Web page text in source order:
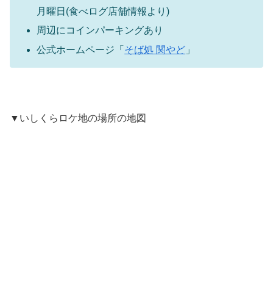
月曜日(食べログ店舗情報より)
周辺にコインパーキングあり
公式ホームページ「 そば処 関やど 」
▼いしくらロケ地の場所の地図